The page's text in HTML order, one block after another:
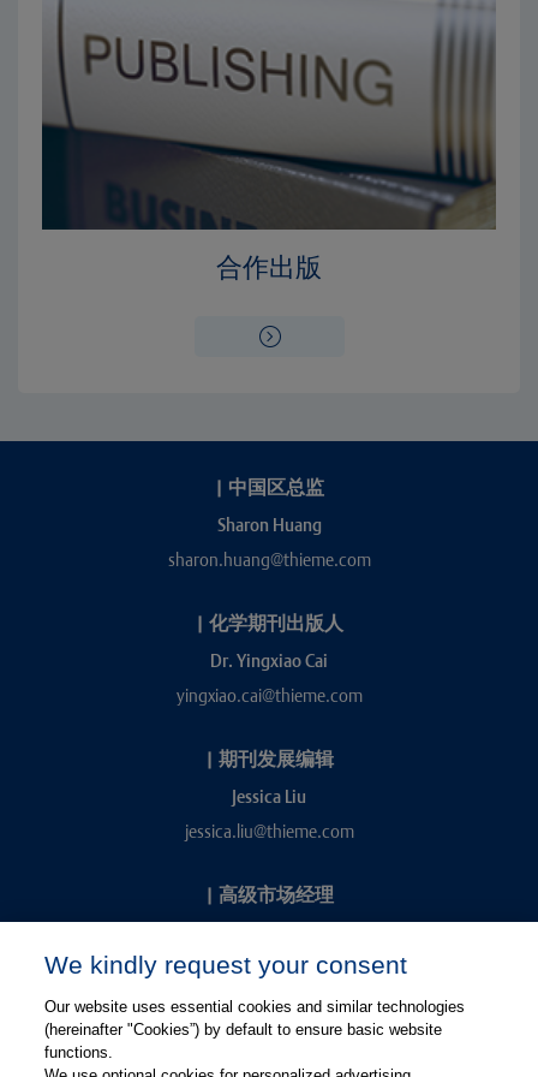
合作出版
| 中国区总监
Sharon Huang
sharon.huang@thieme.com
| 化学期刊出版人
Dr. Yingxiao Cai
yingxiao.cai@thieme.com
| 期刊发展编辑
Jessica Liu
jessica.liu@thieme.com
| 高级市场经理
kevin.chang@thieme.com
We kindly request your consent
Our website uses essential cookies and similar technologies
(hereinafter "Cookies”) by default to ensure basic website
functions.